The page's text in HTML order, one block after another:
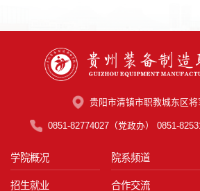
贵阳市清镇市职教城东区将
0851-82774027（党政办） 0851-
学院概况 院系频道
招生就业 合作交流